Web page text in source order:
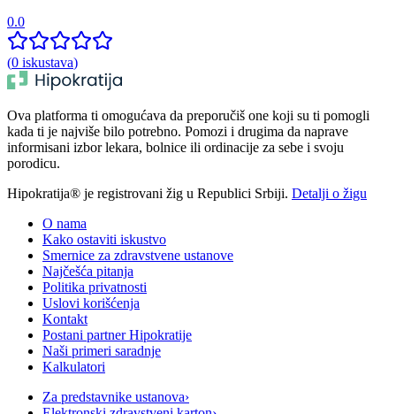
0.0
(0 iskustava)
Ova platforma ti omogućava da preporučiš one koji su ti pomogli
kada ti je najviše bilo potrebno. Pomozi i drugima da naprave
informisani izbor lekara, bolnice ili ordinacije za sebe i svoju
porodicu.
Hipokratija® je registrovani žig u Republici Srbiji. Detalji o žigu
O nama
Kako ostaviti iskustvo
Smernice za zdravstvene ustanove
Najčešća pitanja
Politika privatnosti
Uslovi korišćenja
Kontakt
Postani partner Hipokratije
Naši primeri saradnje
Kalkulatori
Za predstavnike ustanova›